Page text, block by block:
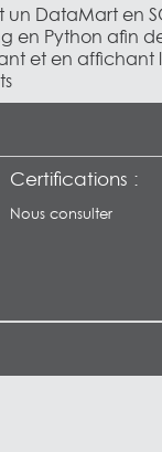
DataMart en
en Python afin
et en affichant
Certifications :
Nous consulter